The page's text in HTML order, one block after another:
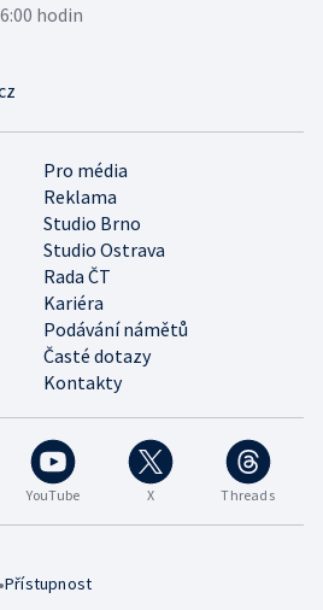
YouTube X Threads
Pro média
Reklama
Studio Brno
Studio Ostrava
Rada ČT
Kariéra
Podávání námětů
Časté dotazy
Kontakty
hodin
Přístupnost